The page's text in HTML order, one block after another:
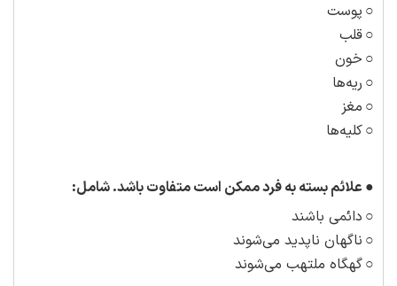
○ پوست
○قلب
○ خون
○ ریه‌ها
○ مغز
○کلیه‌ها
● علائم بسته به فرد ممکن است متفاوت باشد. شامل:
○ دائمی باشند
○ ناگهان ناپدید می‌شوند
○گهگاه ملتهب می‌شوند